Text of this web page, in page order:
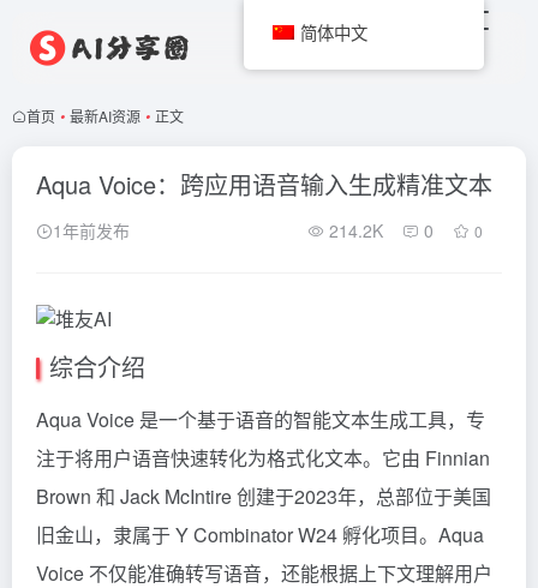
首页 • 最新AI资源 • 正文
Aqua Voice：跨应用语音输入生成精准文本
1年前发布 214.2K 0 0
综合介绍
Aqua Voice 是一个基于语音的智能文本生成工具，专
注于将用户语音快速转化为格式化文本。它由 Finnian
Brown 和 Jack McIntire 创建于2023年，总部位于美国
旧金山，隶属于 Y Combinator W24 孵化项目。Aqua
Voice 不仅能准确转写语音，还能根据上下文理解用户
简体中文